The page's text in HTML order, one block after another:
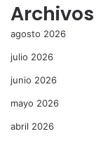
Archivos
agosto 2026
julio 2026
junio 2026
mayo 2026
abril 2026